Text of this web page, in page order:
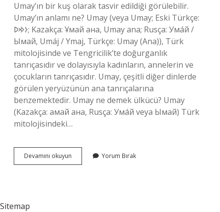
Umay’ın bir kuş olarak tasvir edildiği görülebilir.
Umay’ın anlamı ne? Umay (veya Umay; Eski Türkçe:
𐰆𐰢𐰖; Kazakça: Ұмай aна, Umay ana; Rusça: Ума́й /
Ымай, Umáj / Ymaj, Türkçe: Umay (Ana)), Türk
mitolojisinde ve Tengricilik’te doğurganlık
tanrıçasıdır ve dolayısıyla kadınların, annelerin ve
çocukların tanrıçasıdır. Umay, çeşitli diğer dinlerde
görülen yeryüzünün ana tanrıçalarına
benzemektedir. Umay ne demek ülkücü? Umay
(Kazakça: амай ана, Rusça: Ума́й veya Ымай) Türk
mitolojisindeki…
Devamını okuyun
Umay
Yorum Bırak
Sitemap